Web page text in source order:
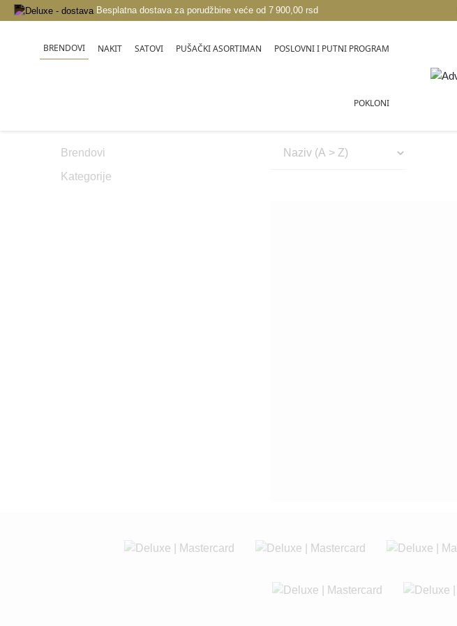
Besplatna dostava za porudžbine veće od 7 900,00 rsd
BRENDOVI NAKIT SATOVI PUŠAČKI ASORTIMAN POSLOVNI I PUTNI PROGRAM
POKLONI
Brendovi
Kategorije